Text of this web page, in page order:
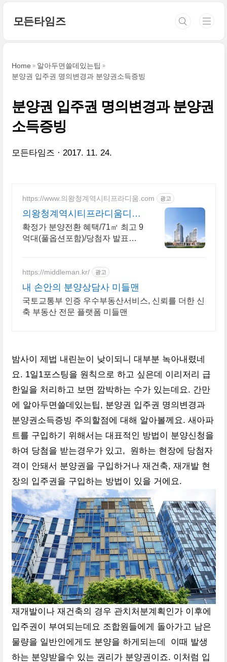
모든타임즈
Home
알아두면쓸데있는팁
분양권 입주권 명의변경과 분양권소득증빙
분양권 입주권 명의변경과 분양권
소득증빙
모든타임즈 2017. 11. 24.
https://www.의왕청계역시티프라디움.com 광고
의왕청계역시티프라디움디하
모니
확정가 분양전환 혜택/71㎡ 최고 9
억대(풀옵션포함)/당첨자 발표
https://middleman.kr/ 광고
내 손안의 분양상담사 미들맨
국토교통부 인증 우수부동산서비스, 신뢰를 더한 신
축 부동산 전문 플랫폼 미들맨
밤사이 제법 내린눈이 낮이되니 대부분 녹아내렸네
요. 1일1포스팅을 원칙으로 하고 싶은데 이리저리 급
한일을 처리하고 보면 깜박하는 수가 있는데요. 간만
에 알아두면쓸데있는팁, 분양권 입주권 명의변경과
분양권소득증빙 주의할점에 대해 알아볼께요. 새아파
트를 구입하기 위해서는 대표적인 방법이 분양신청을
하여 당첨을 받는경우가 있고, 원하는 현장에 당첨자
격이 안돼서 분양권을 구입하거나 재건축, 재개발 현
장의 입주권을 구입하는 방법이 있을 거에요.
재개발이나 재건축의 경우 관치처분계획인가 이후에
입주권이 부여되는데요 조합원들에게 돌아가고 남은
물량을 일반인에게도 분양을 하게되는데 이때 발생
하는 분양받을수 있는 권리가 분양권이죠. 이처럼 입